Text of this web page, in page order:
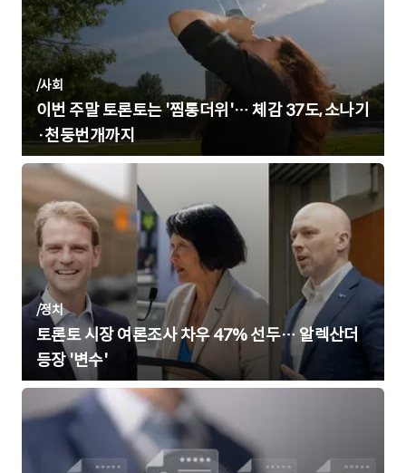
/사회
이번 주말 토론토는 '찜통더위'… 체감 37도, 소나기
·천둥번개까지
/정치
토론토 시장 여론조사 차우 47% 선두… 알렉산더
등장 '변수'